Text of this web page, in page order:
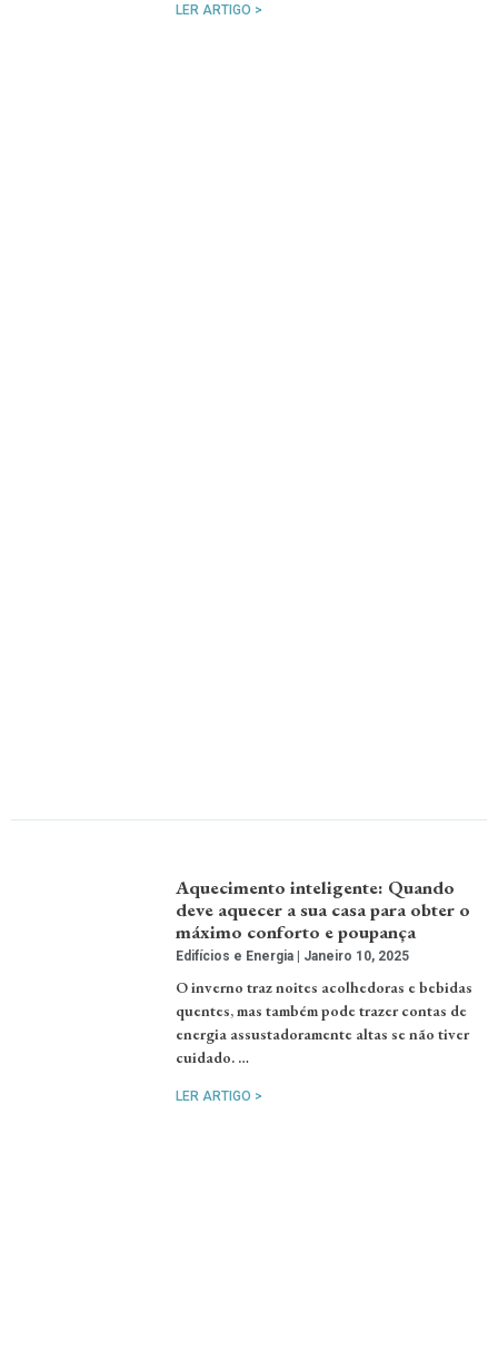
LER ARTIGO >
Aquecimento inteligente: Quando
deve aquecer a sua casa para obter o
máximo conforto e poupança
Edifícios e Energia Janeiro 10, 2025
O inverno traz noites acolhedoras e bebidas
quentes, mas também pode trazer contas de
energia assustadoramente altas se não tiver
cuidado. …
LER ARTIGO >